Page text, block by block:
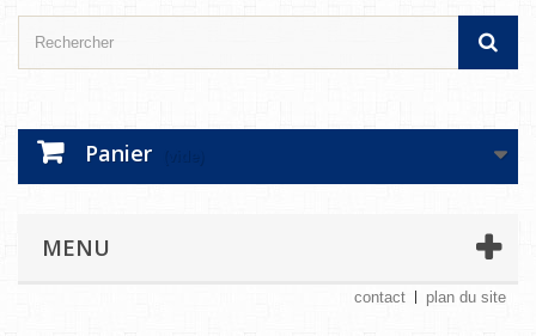
Panier
MENU
contact plan du site